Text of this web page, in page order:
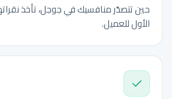
حين تتصدّر منافسيك في جوجل، تأخذ
الأول للعميل.